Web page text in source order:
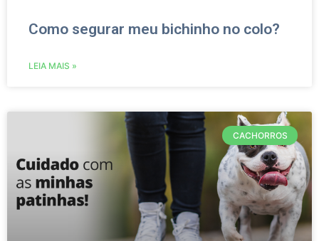
Como segurar meu bichinho no colo?
LEIA MAIS »
CACHORROS